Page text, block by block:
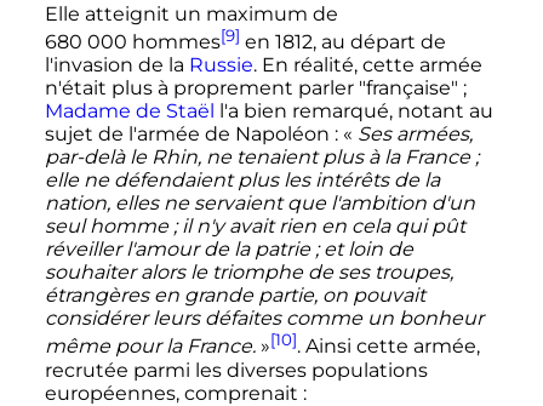
Elle atteignit un maximum de
680 000 hommes[9] en 1812, au départ de
l'invasion de la Russie. En réalité, cette armée
n'était plus à proprement parler "française" ;
Madame de Staël
l'a bien remarqué, notant au
sujet de l'armée de Napoléon : « Ses armées,
par-delà le Rhin, ne tenaient plus à la France ;
elle ne défendaient plus les intérêts de la
nation, elles ne servaient que l'ambition d'un
seul homme ; il n'y avait rien en cela qui pût
réveiller l'amour de la patrie ; et loin de
souhaiter alors le triomphe de ses troupes,
étrangères en grande partie, on pouvait
considérer leurs défaites comme un bonheur
même pour la France. »[10]. Ainsi cette armée,
recrutée parmi les diverses populations
européennes, comprenait :